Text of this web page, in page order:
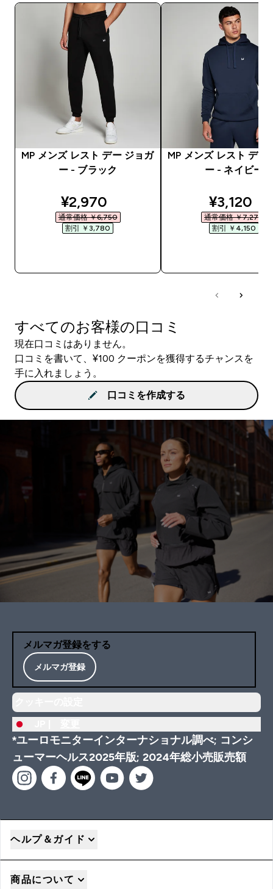
MP メンズ レスト デー ジョガ
ー - ブラック
discounted price
¥2,970‎
通常価格 ￥6,750‎
割引 ￥3,780‎
MP メンズ レスト デー
ー - ネイビー
¥3,120‎
通常価格 ￥7,270‎
割引 ￥4,150‎
すべてのお客様の口コミ
現在口コミはありません。
口コミを書いて、¥100 クーポンを獲得するチャンスを
手に入れましょう。
口コミを作成する
メルマガ登録をする
メルマガ登録
*ユーロモニターインターナショナル調べ; コンシ
ューマーヘルス2025年版; 2024年総小売販売額
ヘルプ＆ガイド
商品について